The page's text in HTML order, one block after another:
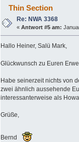
Thin Section
Re: NWA 3368
«Antwort #5 am:
Hallo Heiner, Salü Mark,
Glückwunsch zu Euren
Habe seinerzeit nichts von
zwei ähnlich aussehende
interessanterweise als
Grüße,
Bernd